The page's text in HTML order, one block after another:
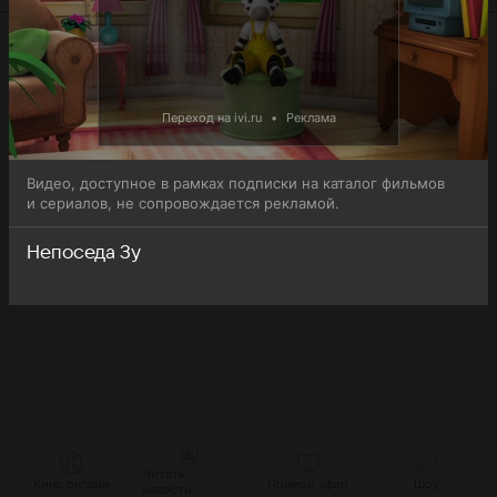
Переход на ivi.ru • Реклама
Видео, доступное в рамках подписки на каталог фильмов
и сериалов, не сопровождается рекламой.
Непоседа Зу